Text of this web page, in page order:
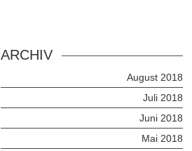
ARCHIV
August 2018
Juli 2018
Juni 2018
Mai 2018